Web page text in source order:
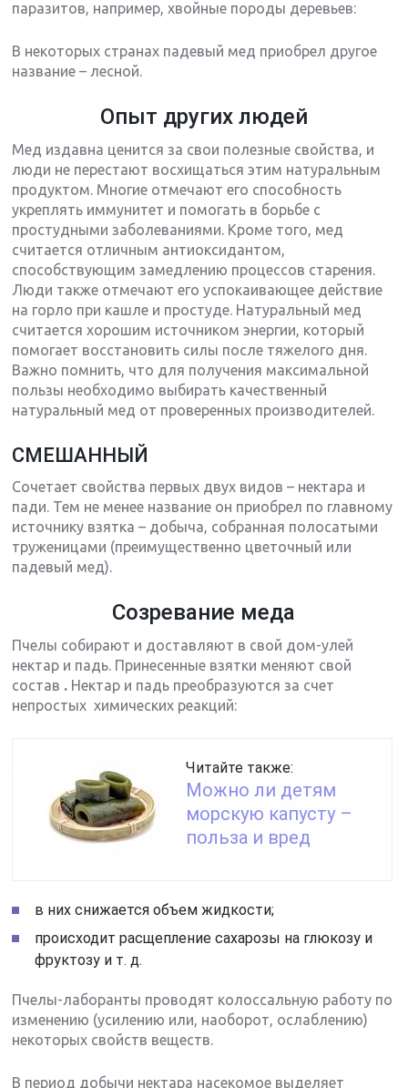
паразитов, например, хвойные породы деревьев:
В некоторых странах падевый мед приобрел другое
название – лесной.
Опыт других людей
Мед издавна ценится за свои полезные свойства, и
люди не перестают восхищаться этим натуральным
продуктом. Многие отмечают его способность
укреплять иммунитет и помогать в борьбе с
простудными заболеваниями. Кроме того, мед
считается отличным антиоксидантом,
способствующим замедлению процессов старения.
Люди также отмечают его успокаивающее действие
на горло при кашле и простуде. Натуральный мед
считается хорошим источником энергии, который
помогает восстановить силы после тяжелого дня.
Важно помнить, что для получения максимальной
пользы необходимо выбирать качественный
натуральный мед от проверенных производителей.
СМЕШАННЫЙ
Сочетает свойства первых двух видов – нектара и
пади. Тем не менее название он приобрел по главному
источнику взятка – добыча, собранная полосатыми
труженицами (преимущественно цветочный или
падевый мед).
Созревание меда
Пчелы собирают и доставляют в свой дом-улей
нектар и падь. Принесенные взятки меняют свой
состав . Нектар и падь преобразуются за счет
непростых химических реакций:
Читайте также:
Можно ли детям
морскую капусту –
польза и вред
в них снижается объем жидкости;
происходит расщепление сахарозы на глюкозу и
фруктозу и т. д.
Пчелы-лаборанты проводят колоссальную работу по
изменению (усилению или, наоборот, ослаблению)
некоторых свойств веществ.
В период добычи нектара насекомое выделяет